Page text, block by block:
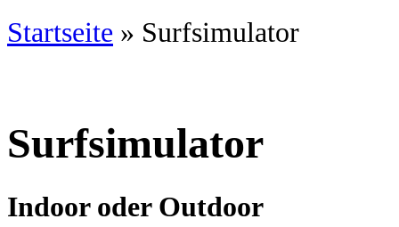
Startseite » Surfsimulator
Surfsimulator
Indoor oder Outdoor